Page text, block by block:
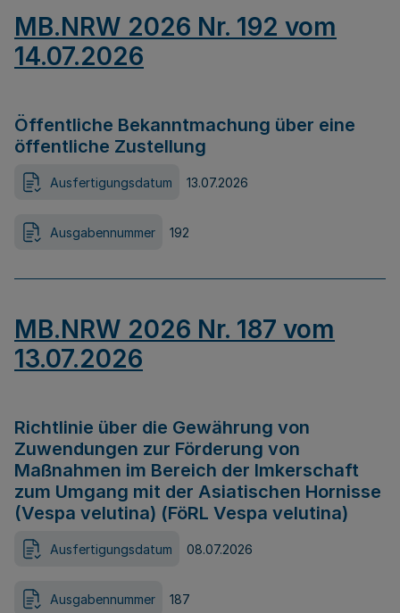
MB.NRW 2026 Nr. 192 vom
14.07.2026
Öffentliche Bekanntmachung über eine
öffentliche Zustellung
Ausfertigungsdatum 13.07.2026
Ausgabennummer 192
MB.NRW 2026 Nr. 187 vom
13.07.2026
Richtlinie über die Gewährung von
Zuwendungen zur Förderung von
Maßnahmen im Bereich der Imkerschaft
zum Umgang mit der Asiatischen Hornisse
(Vespa velutina) (FöRL Vespa velutina)
Ausfertigungsdatum 08.07.2026
Ausgabennummer 187